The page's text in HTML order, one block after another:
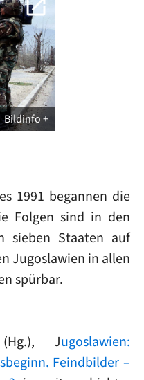
Bildinfo
1991 begannen die
Folgen sind in den
sieben Staaten auf
Jugoslawien in allen
spürbar.
Jugoslawien:
Feindbilder –